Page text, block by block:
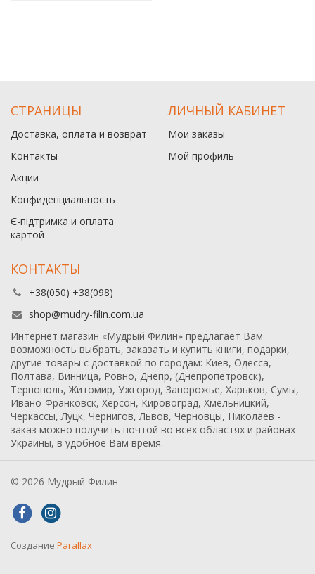
СТРАНИЦЫ
Доставка, оплата и возврат
Контакты
Акции
Конфиденциальность
Є-підтримка и оплата
картой
ЛИЧНЫЙ КАБИНЕТ
Мои заказы
Мой профиль
КОНТАКТЫ
+38(050) +38(098)
shop@mudry-filin.com.ua
Интернет магазин «Мудрый Филин» предлагает Вам
возможность выбрать, заказать и купить книги, подарки,
другие товары с доставкой по городам: Киев, Одесса,
Полтава, Винница, Ровно, Днепр, (Днепропетровск),
Тернополь, Житомир, Ужгород, Запорожье, Харьков, Сумы,
Ивано-Франковск, Херсон, Кировоград, Хмельницкий,
Черкассы, Луцк, Чернигов, Львов, Черновцы, Николаев -
заказ можно получить почтой во всех областях и районах
Украины, в удобное Вам время.
© 2026 Мудрый Филин
Создание Parallax